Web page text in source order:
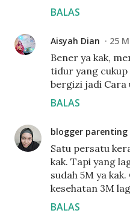
BALAS
Aisyah Dian 25
Bener ya kak,
tidur yang cukup
bergizi jadi Cara
BALAS
blogger parenting
Satu persatu
kak. Tapi yang
sudah 5M ya
kesehatan 3M
BALAS